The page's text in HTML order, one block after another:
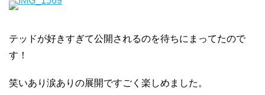
テッドが好きすぎて公開されるのを待ちにまってたので
す！
笑いあり涙ありの展開ですごく楽しめました。